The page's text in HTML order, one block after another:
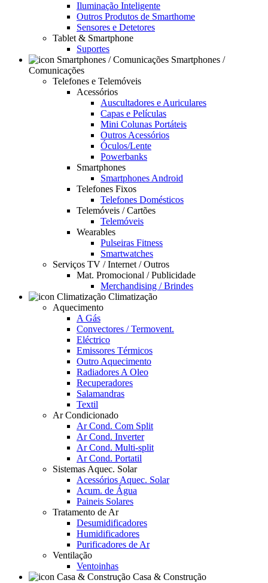
Iluminação Inteligente
Outros Produtos de Smarthome
Sensores e Detetores
Tablet & Smartphone
Suportes
Smartphones /
Comunicações
Telefones e Telemóveis
Acessórios
Auscultadores e Auriculares
Capas e Películas
Mini Colunas Portáteis
Outros Acessórios
Óculos/Lente
Powerbanks
Smartphones
Smartphones Android
Telefones Fixos
Telefones Domésticos
Telemóveis / Cartões
Telemóveis
Wearables
Pulseiras Fitness
Smartwatches
Serviços TV / Internet / Outros
Mat. Promocional / Publicidade
Merchandising / Brindes
Climatização
Aquecimento
A Gás
Convectores / Termovent.
Eléctrico
Emissores Térmicos
Outro Aquecimento
Radiadores A Oleo
Recuperadores
Salamandras
Textil
Ar Condicionado
Ar Cond. Com Split
Ar Cond. Inverter
Ar Cond. Multi-split
Ar Cond. Portatil
Sistemas Aquec. Solar
Acessórios Aquec. Solar
Acum. de Água
Paineis Solares
Tratamento de Ar
Desumidificadores
Humidificadores
Purificadores de Ar
Ventilação
Ventoinhas
Casa & Construção